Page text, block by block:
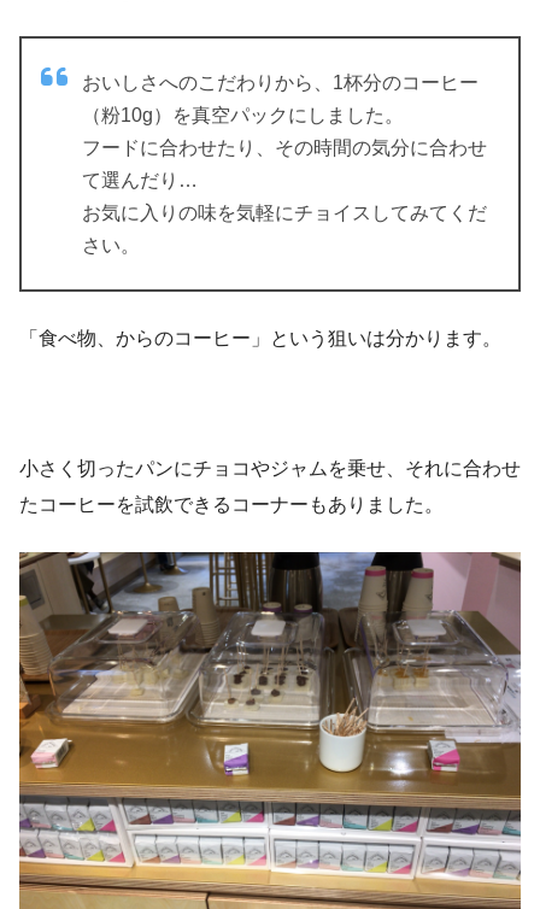
おいしさへのこだわりから、1杯分のコーヒー
（粉10g）を真空パックにしました。
フードに合わせたり、その時間の気分に合わせ
て選んだり…
お気に入りの味を気軽にチョイスしてみてくだ
さい。
「食べ物、からのコーヒー」という狙いは分かります。
小さく切ったパンにチョコやジャムを乗せ、それに合わせ
たコーヒーを試飲できるコーナーもありました。